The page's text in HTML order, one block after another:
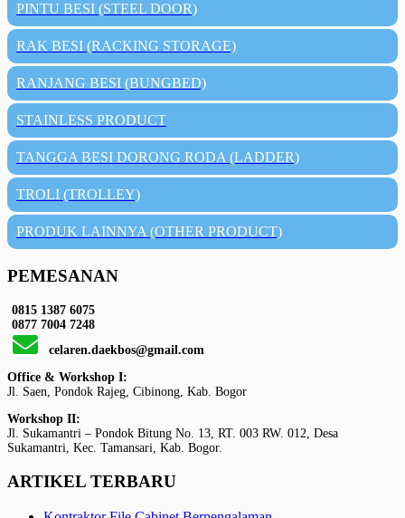
PINTU BESI (STEEL DOOR)
RAK BESI (RACKING STORAGE)
RANJANG BESI (BUNGBED)
STAINLESS PRODUCT
TANGGA BESI DORONG RODA (LADDER)
TROLI (TROLLEY)
PRODUK LAINNYA (OTHER PRODUCT)
PEMESANAN
0815 1387 6075
0877 7004 7248
celaren.daekbos@gmail.com
Office & Workshop I:
Jl. Saen, Pondok Rajeg, Cibinong, Kab. Bogor
Workshop II:
Jl. Sukamantri – Pondok Bitung No. 13, RT. 003 RW. 012, Desa
Sukamantri, Kec. Tamansari, Kab. Bogor.
ARTIKEL TERBARU